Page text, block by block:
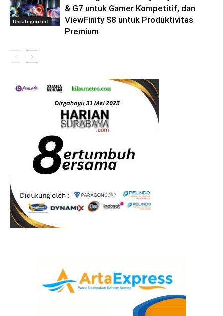
Uncategorized
& G7 untuk Gamer Kompetitif, dan
ViewFinity S8 untuk Produktivitas
Premium